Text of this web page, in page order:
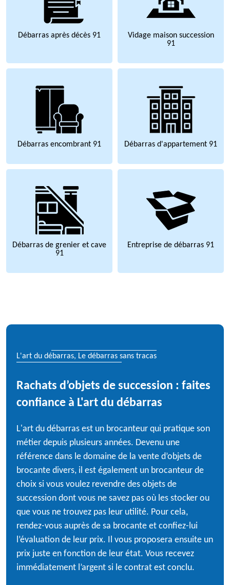
Débarras après décès 91
Vidage maison succession
91
Débarras encombrant 91 Débarras d'appartement 91
Débarras de grenier et cave
91
Entreprise de débarras 91
L'art du débarras, Le débarras sans tracas
Rachats d’objets de succession : faites
confiance à L'art du débarras
L'art du débarras est un brocanteur qui pratique son
métier depuis plusieurs années. Devenu une
référence dans le domaine de la vente d’objets de
brocante divers, il est également un brocanteur de
choix si vous voulez revendre des objets de
succession dont vous ne savez pas où les stocker ou
que vous ne trouvez pas leur utilité. Pour cela,
rendez-vous auprès de sa brocante et confiez-lui
l’évaluation de leur prix. Il vous proposera ensuite un
prix juste en fonction de leur état. Vous recevez
immédiatement l’argent si le contrat est conclu.